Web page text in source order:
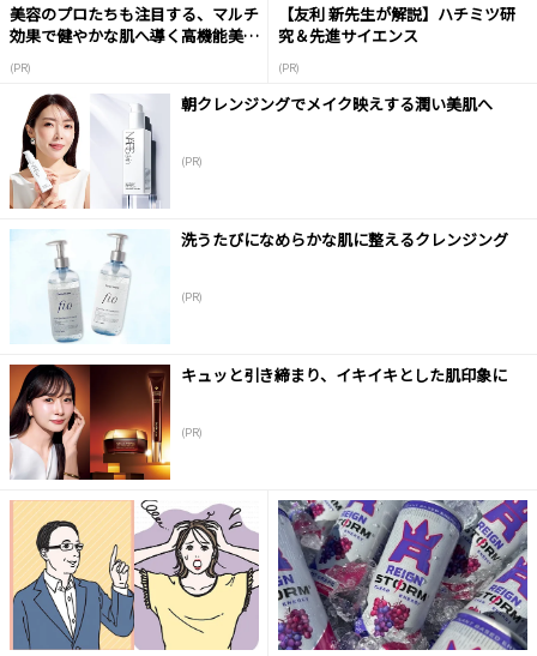
美容のプロたちも注目する、マルチ
効果で健やかな肌へ導く高機能美容
(PR)
【友利 新先生が解説】ハチミツ研
究＆先進サイエンス
(PR)
朝クレンジングでメイク映えする潤い美肌へ
(PR)
洗うたびになめらかな肌に整えるクレンジング
(PR)
キュッと引き締まり、イキイキとした肌印象に
(PR)